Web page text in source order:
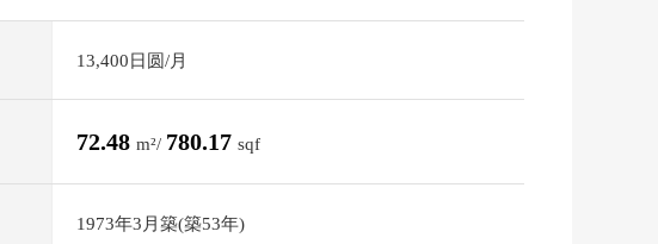
13,400日圆/月
72.48 m²/ 780.17 sqf
1973年3月築(築53年)